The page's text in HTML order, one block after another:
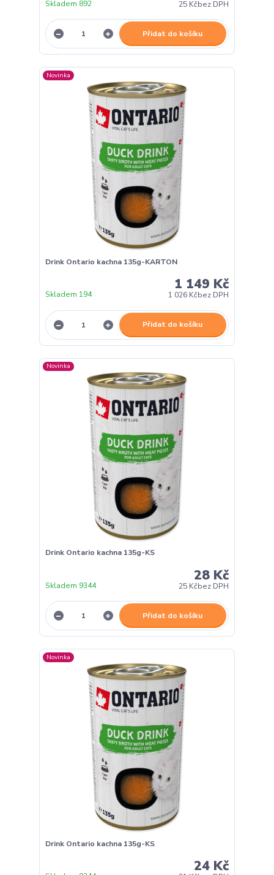
25 Kčbez DPH
Skladem 892
Přidat do košíku
Novinka
Drink Ontario kachna 135g-KARTON
1 149 Kč
1 026 Kčbez DPH
Skladem 194
Přidat do košíku
Novinka
Drink Ontario kachna 135g-KS
28 Kč
25 Kčbez DPH
Skladem 9344
Přidat do košíku
Novinka
Drink Ontario kachna 135g-KS
24 Kč